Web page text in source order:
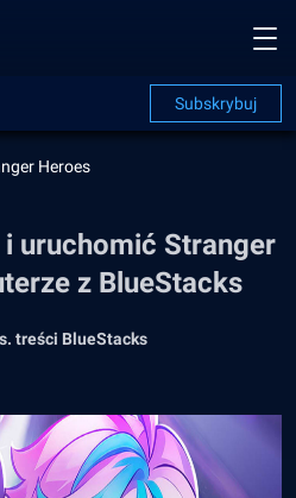
Subskrybuj
Heroes
uruchomić Stranger
z BlueStacks
treści BlueStacks